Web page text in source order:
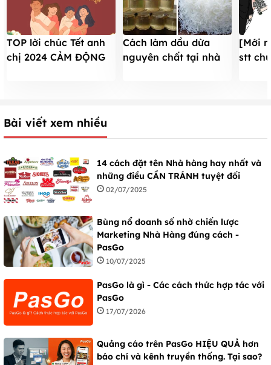
TOP lời chúc Tết anh
chị 2024 CẢM ĐỘNG
Cách làm dầu dừa
nguyên chất tại nhà
[Mới
stt
Bài viết xem nhiều
14 cách đặt tên Nhà hàng hay nhất và
những điều CẦN TRÁNH tuyệt đối
02/07/2025
Bùng nổ doanh số nhờ chiến lược
Marketing Nhà Hàng đúng cách -
PasGo
10/07/2025
PasGo là gì - Các cách thức hợp tác với
PasGo
17/07/2026
Quảng cáo trên PasGo HIỆU QUẢ hơn
báo chí và kênh truyền thống. Tại sao?